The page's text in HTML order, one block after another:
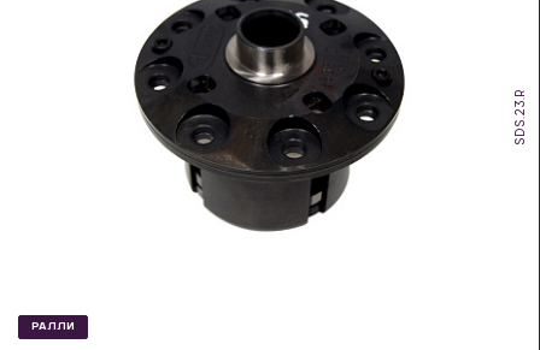
SDS.23.R
РАЛЛИ